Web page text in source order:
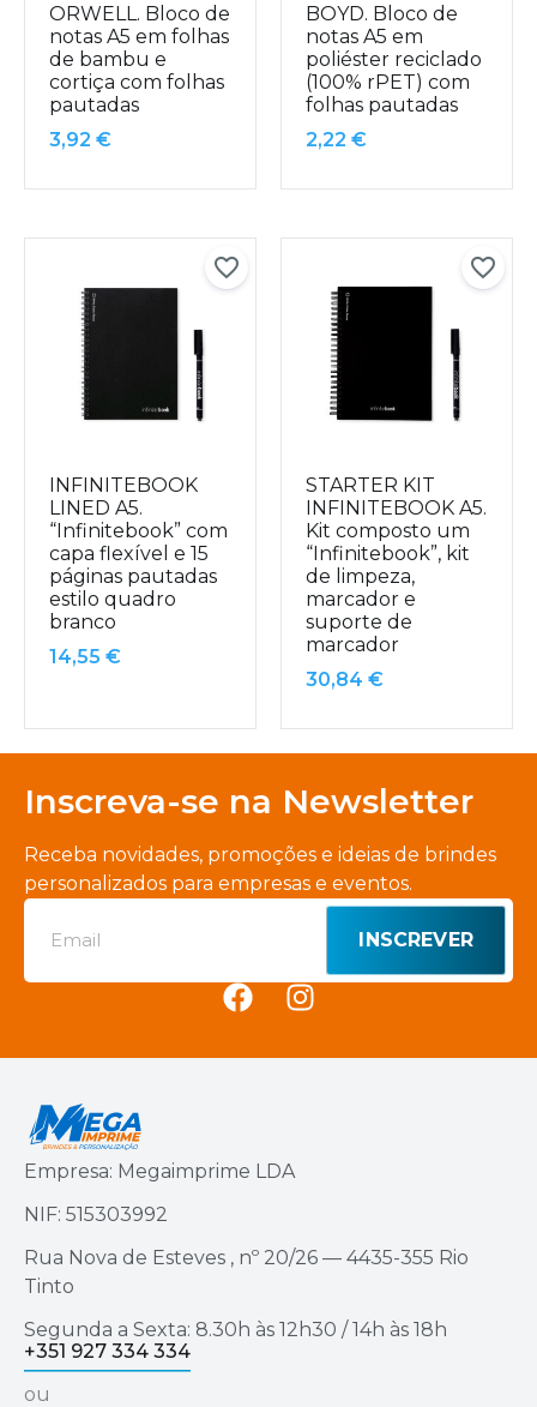
ORWELL. Bloco de
notas A5 em folhas
de bambu e
cortiça com folhas
pautadas
3,92 €
BOYD. Bloco de
notas A5 em
poliéster reciclado
(100% rPET) com
folhas pautadas
2,22 €
INFINITEBOOK
LINED A5.
“Infinitebook” com
capa flexível e 15
páginas pautadas
estilo quadro
branco
14,55 €
STARTER KIT
INFINITEBOOK A5.
Kit composto um
“Infinitebook”, kit
de limpeza,
marcador e
suporte de
marcador
30,84 €
Inscreva-se na Newsletter
Receba novidades, promoções e ideias de brindes
personalizados para empresas e eventos.
INSCREVER
Empresa: Megaimprime LDA
NIF: 515303992
Rua Nova de Esteves , nº 20/26 — 4435-355 Rio
Tinto
Segunda a Sexta: 8.30h às 12h30 / 14h às 18h
+351 927 334 334
ou